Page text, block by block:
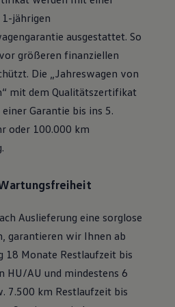
Unfallhilfe
Teile
Pflege
Ladekabel
Apps, Login und Shop
Fahrzeug verbinden
Kundenbetreuung
Kontrollleuchten
jährigen
ausgestattet. So
größeren finanziellen
Die „Jahreswagen von
“ mit dem Qualitätszertifikat
Garantie bis ins 5.
oder 100.000 km
Auslieferung eine sorglose
garantieren wir Ihnen ab
18 Monate Restlaufzeit bis
HU/AU und mindestens 6
7.500 km Restlaufzeit bis